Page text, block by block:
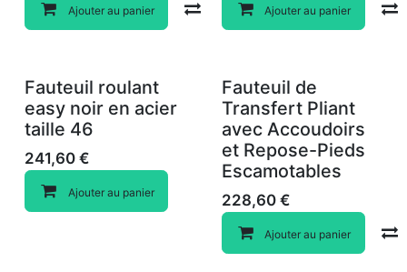
Ajouter au panier CompareAjouter au panier
Fauteuil roulant
easy noir en acier
taille 46
241,60 €
Ajouter au panier
Fauteuil de
Transfert Pliant
avec Accoudoirs
et Repose-Pieds
Escamotables
228,60€
Ajouter au panier